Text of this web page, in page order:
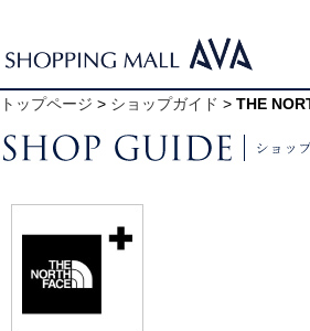
トップページ > ショップガイド > THE